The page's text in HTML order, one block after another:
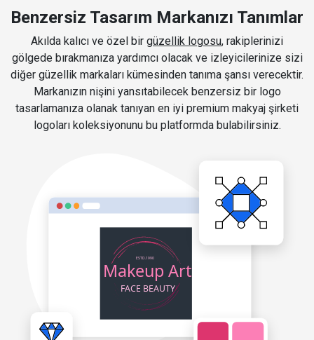
Benzersiz Tasarım Markanızı Tanımlar
Akılda kalıcı ve özel bir güzellik logosu, rakiplerinizi
gölgede bırakmanıza yardımcı olacak ve izleyicilerinize sizi
diğer güzellik markaları kümesinden tanıma şansı verecektir.
Markanızın nişini yansıtabilecek benzersiz bir logo
tasarlamanıza olanak tanıyan en iyi premium makyaj şirketi
logoları koleksiyonunu bu platformda bulabilirsiniz.